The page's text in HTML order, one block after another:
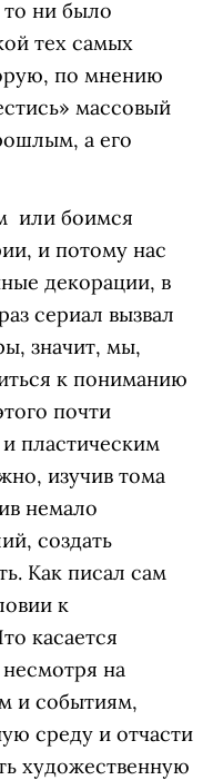
ни было
тех самых
по мнению
массовый
а его
или боимся
и потому нас
декорации, в
сериал вызвал
значит, мы,
к пониманию
почти
пластическим
изучив тома
немало
создать
Как писал сам
к
касается
на
и событиям,
среду и отчасти
художественную